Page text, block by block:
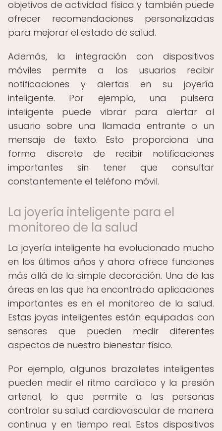
objetivos de actividad física y también puede
ofrecer recomendaciones personalizadas
para mejorar el estado de salud.
Además, la integración con dispositivos
móviles permite a los usuarios recibir
notificaciones y alertas en su joyería
inteligente. Por ejemplo, una pulsera
inteligente puede vibrar para alertar al
usuario sobre una llamada entrante o un
mensaje de texto. Esto proporciona una
forma discreta de recibir notificaciones
importantes sin tener que consultar
constantemente el teléfono móvil.
La joyería inteligente para el
monitoreo de la salud
La joyería inteligente ha evolucionado mucho
en los últimos años y ahora ofrece funciones
más allá de la simple decoración. Una de las
áreas en las que ha encontrado aplicaciones
importantes es en el monitoreo de la salud.
Estas joyas inteligentes están equipadas con
sensores que pueden medir diferentes
aspectos de nuestro bienestar físico.
Por ejemplo, algunos brazaletes inteligentes
pueden medir el ritmo cardíaco y la presión
arterial, lo que permite a las personas
controlar su salud cardiovascular de manera
continua y en tiempo real. Estos dispositivos